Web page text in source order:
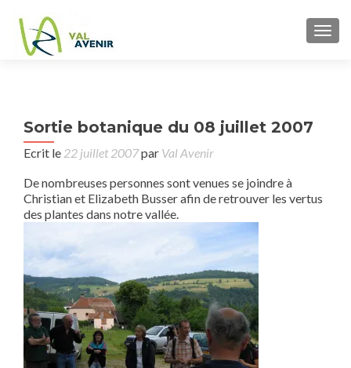
Sortie botanique du 08 juillet 2007
Ecrit le 22 juillet 2007par Val Avenir
De nombreuses personnes sont venues se joindre à
Christian et Elizabeth Busser afin de retrouver les vertus
des plantes dans notre vallée.